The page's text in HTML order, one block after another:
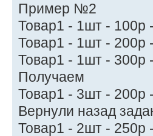
Пример №2
Товар1 - 1шт - 100р
Товар1 - 1шт - 200р
Товар1 - 1шт - 300р
Получаем
Товар1 - 3шт - 200р
Вернули назад
Товар1 - 2шт - 250р